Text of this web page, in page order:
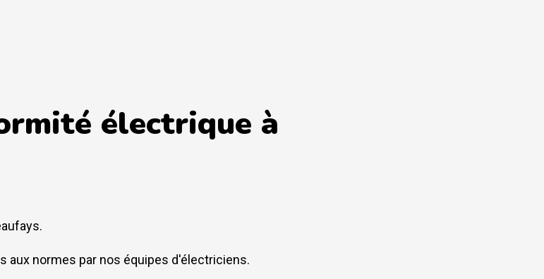
électrique à
aux normes par nos équipes d'électriciens.